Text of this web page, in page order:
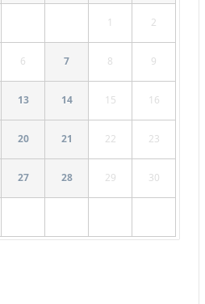
1 2
6 7 8 9
13 14 15 16
20 21 22 23
27 28 29 30